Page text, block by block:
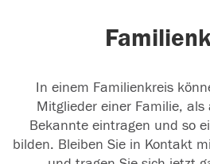
In einem Familienkreis
Mitglieder einer Familie, als
Bekannte eintragen und so
bilden. Bleiben Sie in Kontakt